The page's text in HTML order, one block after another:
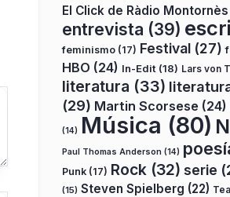
El Click de Ràdio Montornès
entrevista (39)
feminismo (17) Festival (27)
HBO (24) In-Edit (18) Lars von
literatura (33)
(29) Martin Scorsese (24)
(14) Música (80)
Paul Thomas Anderson (14)
Punk (17) Rock (32) serie
(15) Steven Spielberg (22)